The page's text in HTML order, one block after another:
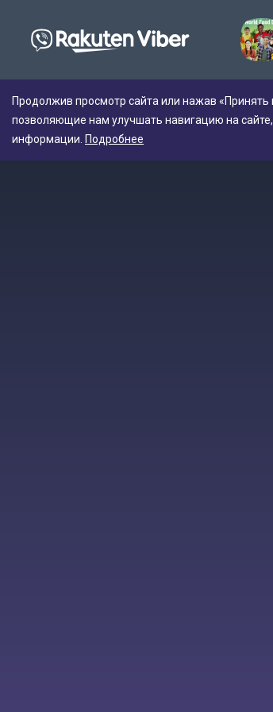
Продолжив просмотр сайта или нажав
позволяющие нам улучшать навигацию на
информации. Подробнее